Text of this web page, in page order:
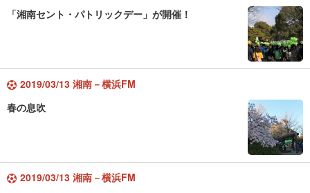
「湘南セント・パトリックデー」が開催！
2019/03/13 湘南－横浜FM
春の息吹
2019/03/13 湘南－横浜FM